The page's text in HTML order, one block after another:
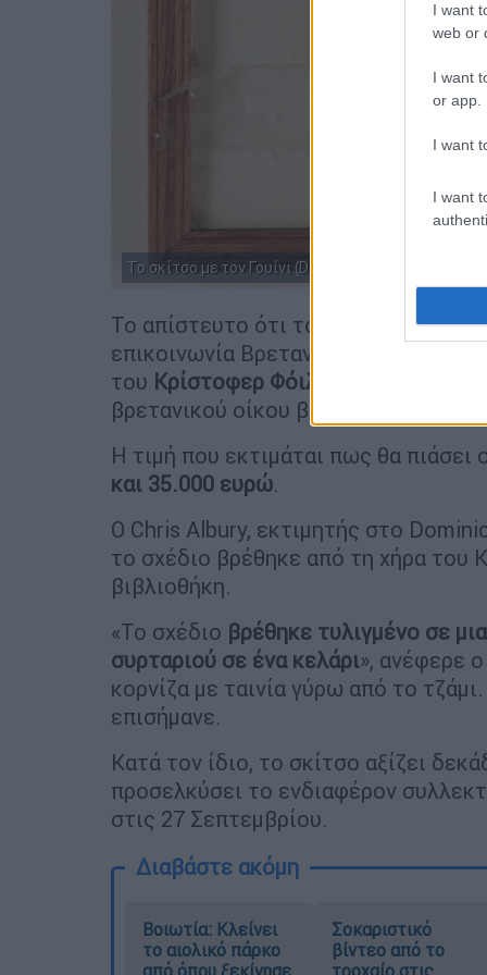
I want
web or
I want
or app.
I want
I want
Το σκίτσο με τον Γουίνι (Dominic Winter
Το απίστευτο ότι το σκίτσο
επικοινωνία Βρετανών δημοπρατών
του Κρίστοφερ Φόιλ
, εγγονού του
βρετανικού οίκου βιβλίων Foyles.
Η τιμή που εκτιμάται πως θα πιάσει
και 35.000 ευρώ.
Ο Chris Albury, εκτιμητής στο
το σχέδιο βρέθηκε από τη χήρα του
βιβλιοθήκη.
«Το σχέδιο βρέθηκε τυλιγμένο σε
συρταριού σε ένα κελάρι», ανέφερε
κορνίζα με ταινία γύρω από το τζάμι.
επισήμανε.
Κατά τον ίδιο, το σκίτσο αξίζει
προσελκύσει το ενδιαφέρον
στις 27 Σεπτεμβρίου.
Διαβάστε ακόμη
Βοιωτία: Κλείνει
το αιολικό πάρκο
Σοκαριστικό
βίντεο από το